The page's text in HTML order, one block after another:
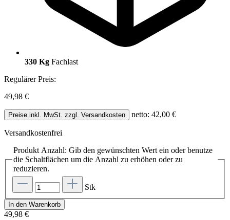
330 Kg Fachlast
Regulärer Preis:
49,98 €
Preise inkl. MwSt. zzgl. Versandkosten netto: 42,00 €
Versandkostenfrei
Produkt Anzahl: Gib den gewünschten Wert ein oder benutze
die Schaltflächen um die Anzahl zu erhöhen oder zu
reduzieren.
Stk
In den Warenkorb
49,98 €